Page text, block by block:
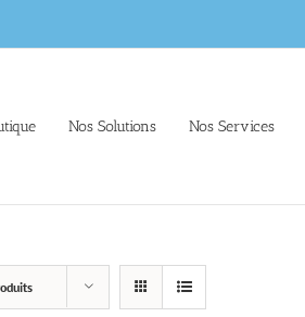
Nos Solutions Nos Services